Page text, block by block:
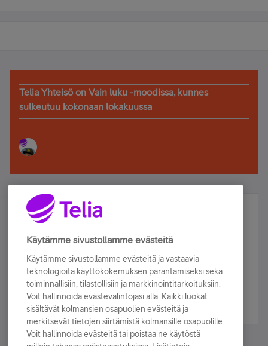
Telia Yhteisö on Vain luku -moodissa, kunnes
sulkeutuu kokonaan lokakuussa
Älä jää paitsi – osallistu ja voita!
Tilaa Telian uutiskirje ja olet mukana arvonnassa.
sähköpostiisi.
Tilaa nyt
Käytämme sivustollamme evästeitä
Käytämme sivustollamme evästeitä ja vastaavia
teknologioita käyttökokemuksen parantamiseksi sekä
toiminnallisiin, tilastollisiin ja markkinointitarkoituksiin.
Voit hallinnoida evästevalintojasi alla. Kaikki luokat
sisältävät kolmansien osapuolien evästeitä ja
merkitsevät tietojen siirtämistä kolmansille osapuolille.
Voit hallinnoida evästeitä tai poistaa ne käytöstä